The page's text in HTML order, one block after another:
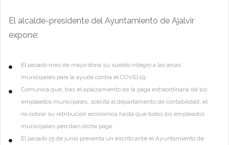
El alcalde-presidente del Ayuntamiento de Ajalvir
expone:
El pasado mes de mayo dona su sueldo íntegro a las arcas
municipales para la ayuda contra el COVID,19.
Comunica que, tras el aplazamiento de la paga extraordinaria de los
empleados municipales, solicita al departamento de contabilidad, el
no cobrar su retribución económica hasta que todos los empleados
municipales perciban dicha paga.
El pasado 15 de junio presenta un escrito ante el Ayuntamiento de